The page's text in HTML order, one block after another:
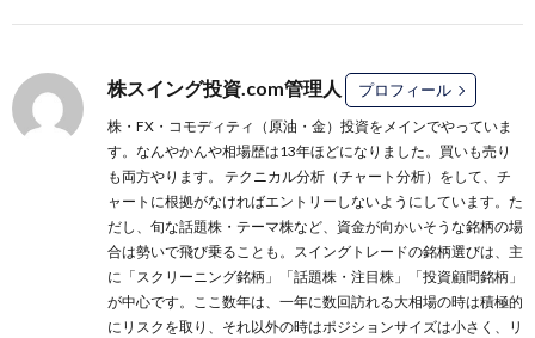
株スイング投資.com管理人 プロフィール
株・FX・コモディティ（原油・金）投資をメインでやっていま
す。なんやかんや相場歴は13年ほどになりました。買いも売り
も両方やります。 テクニカル分析（チャート分析）をして、チ
ャートに根拠がなければエントリーしないようにしています。た
だし、旬な話題株・テーマ株など、資金が向かいそうな銘柄の場
合は勢いで飛び乗ることも。スイングトレードの銘柄選びは、主
に 「スクリーニング銘柄」 「話題株・注目株」
「投資顧問銘柄」
が中心です。ここ数年は、一年に数回訪れる大相場の時は積極的
にリスクを取り、それ以外の時はポジションサイズは小さく、リ